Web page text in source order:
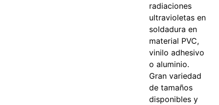
radiaciones
ultravioletas en
soldaduraen
material PVC,
vinilo adhesivo
o aluminio.
Gran variedad
de tamaños
disponibles y